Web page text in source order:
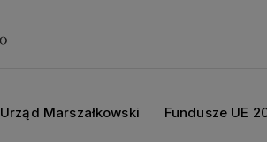
Urząd Marszałkowski Fundusze UE